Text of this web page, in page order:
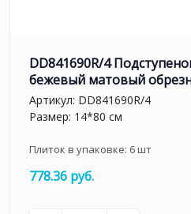
DD841690R/4
бежевый матовый
Артикул: DD841690R/4
Размер: 14*80 см
Плиток в упаковке: 6шт
778.36 руб.